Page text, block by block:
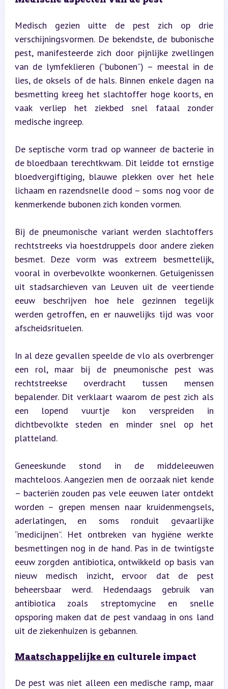
Medisch gezien uitte de pest zich op drie
verschijningsvormen. De bekendste, de bubonische
pest, manifesteerde zich door pijnlijke zwellingen
van de lymfeklieren (“bubonen”) – meestal in de
lies, de oksels of de hals. Binnen enkele dagen na
besmetting kreeg het slachtoffer hoge koorts, en
vaak verliep het ziekbed snel fataal zonder
medische ingreep.
De septische vorm trad op wanneer de bacterie in
de bloedbaan terechtkwam. Dit leidde tot ernstige
bloedvergiftiging, blauwe plekken over het hele
lichaam en razendsnelle dood – soms nog voor de
kenmerkende bubonen zich konden vormen.
Bij de pneumonische variant werden slachtoffers
rechtstreeks via hoestdruppels door andere zieken
besmet. Deze vorm was extreem besmettelijk,
vooral in overbevolkte woonkernen. Getuigenissen
uit stadsarchieven van Leuven uit de veertiende
eeuw beschrijven hoe hele gezinnen tegelijk
werden getroffen, en er nauwelijks tijd was voor
afscheidsrituelen.
In al deze gevallen speelde de vlo als overbrenger
een rol, maar bij de pneumonische pest was
rechtstreekse overdracht tussen mensen
bepalender. Dit verklaart waarom de pest zich als
een lopend vuurtje kon verspreiden in
dichtbevolkte steden en minder snel op het
platteland.
Geneeskunde stond in de middeleeuwen
machteloos. Aangezien men de oorzaak niet kende
– bacteriën zouden pas vele eeuwen later ontdekt
worden – grepen mensen naar kruidenmengsels,
aderlatingen, en soms ronduit gevaarlijke
“medicijnen”. Het ontbreken van hygiëne werkte
besmettingen nog in de hand. Pas in de twintigste
eeuw zorgden antibiotica, ontwikkeld op basis van
nieuw medisch inzicht, ervoor dat de pest
beheersbaar werd. Hedendaags gebruik van
antibiotica zoals streptomycine en snelle
opsporing maken dat de pest vandaag in ons land
uit de ziekenhuizen is gebannen.
Maatschappelijke en culturele impact
De pest was niet alleen een medische ramp, maar